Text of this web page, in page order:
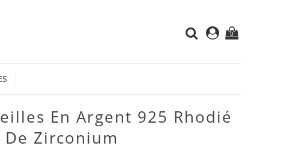
0
En Argent 925 Rhodié
De Zirconium